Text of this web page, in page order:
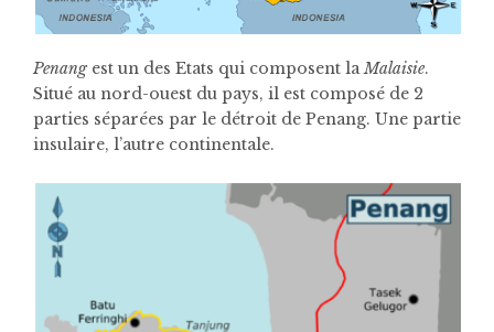
Penangest un des Etats qui composent la Malaisie.
Situé au nord-ouest du pays, il est composé de 2
parties séparées par le détroit de Penang. Une partie
insulaire, l’autre continentale.